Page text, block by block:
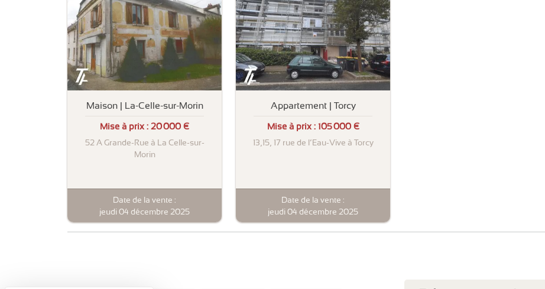
Maison | La-Celle-sur-Morin
Mise à prix : 20 000 €
52 A Grande-Rue à La Celle-sur-
Morin
Date de la vente :
jeudi 04 décembre 2025
Appartement | Torcy
Mise à prix : 105 000 €
13,15, 17 rue de l’Eau-Vive à Torcy
Date de la vente :
jeudi 04 décembre 2025